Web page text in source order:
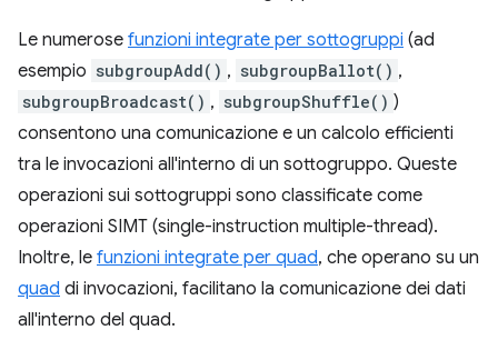
Le numerose funzioni integrate per sottogruppi (ad
esempio subgroupAdd() , subgroupBallot() ,
subgroupBroadcast() , subgroupShuffle() )
consentono una comunicazione e un calcolo efficienti
tra le invocazioni all'interno di un sottogruppo. Queste
operazioni sui sottogruppi sono classificate come
operazioni SIMT (single-instruction multiple-thread).
Inoltre, le funzioni integrate per quad, che operano su un
quad di invocazioni, facilitano la comunicazione dei dati
all'interno del quad.